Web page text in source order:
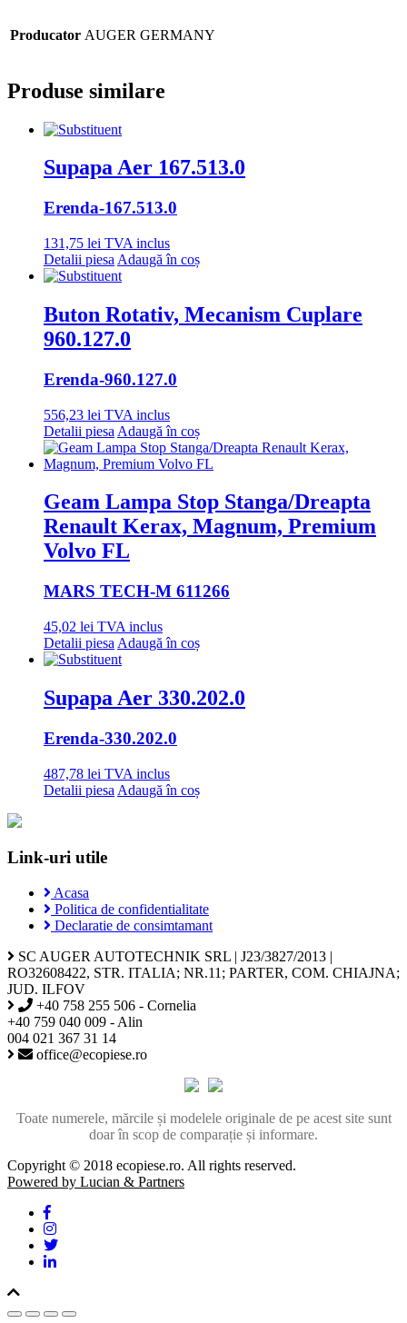
Producator AUGER GERMANY
Produse similare
Supapa Aer 167.513.0
Erenda-167.513.0
131,75 lei TVA inclus
Detalii piesa Adaugă în coș
Buton Rotativ, Mecanism Cuplare
960.127.0
Erenda-960.127.0
556,23 lei TVA inclus
Detalii piesa Adaugă în coș
Geam Lampa Stop Stanga/Dreapta
Renault Kerax, Magnum, Premium
Volvo FL
MARS TECH-M 611266
45,02 lei TVA inclus
Detalii piesa Adaugă în coș
Supapa Aer 330.202.0
Erenda-330.202.0
487,78 lei TVA inclus
Detalii piesa Adaugă în coș
Link-uri utile
Acasa
Politica de confidentialitate
Declaratie de consimtamant
SC AUGER AUTOTECHNIK SRL | J23/3827/2013 |
RO32608422, STR. ITALIA; NR.11; PARTER, COM. CHIAJNA;
JUD. ILFOV
+40 758 255 506 - Cornelia
+40 759 040 009 - Alin
004 021 367 31 14
office@ecopiese.ro
Toate numerele, mărcile și modelele originale de pe acest site sunt
doar în scop de comparație și informare.
Copyright © 2018 ecopiese.ro. All rights reserved.
Powered by Lucian & Partners